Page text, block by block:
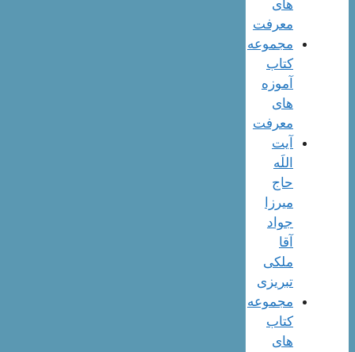
های
معرفت
مجموعه
کتاب
آموزه
های
معرفت
آیت
اللَه
حاج
میرزا
جواد
آقا
ملکی
تبریزی
مجموعه
کتاب
های